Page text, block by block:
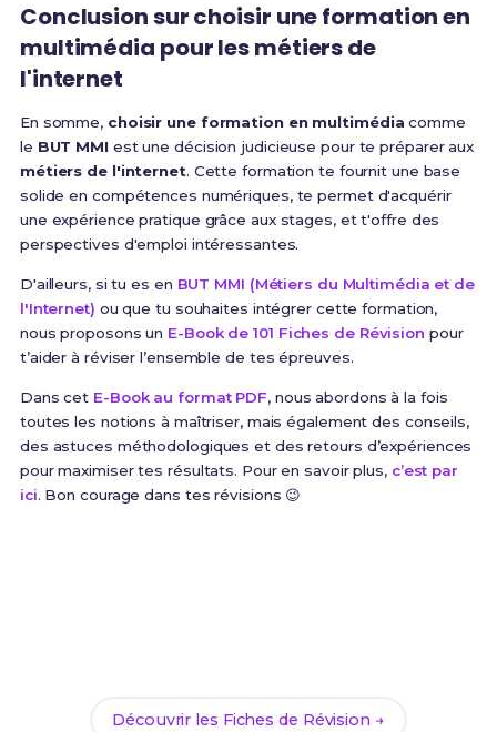
Conclusion sur choisir une formation en
multimédia pour les métiers de
l'internet
En somme, choisir une formation en multimédia comme
le BUT MMIest une décision judicieuse pour te préparer aux
métiers de l'internet. Cette formation te fournit une base
solide en compétences numériques, te permet d'acquérir
une expérience pratique grâce aux stages, et t'offre des
perspectives d'emploi intéressantes.
D'ailleurs, si tu es en BUT MMI (Métiers du Multimédia et de
l'Internet) ou que tu souhaites intégrer cette formation,
nous proposons un E-Book de 101 Fiches de Révision pour
t’aider à réviser l’ensemble de tes épreuves.
Dans cet E-Book au format PDF, nous abordons à la fois
toutes les notions à maîtriser, mais également des conseils,
des astuces méthodologiques et des retours d’expériences
pour maximiser tes résultats. Pour en savoir plus, c’est par
ici. Bon courage dans tes révisions 😉
Découvrir les Fiches de Révision →